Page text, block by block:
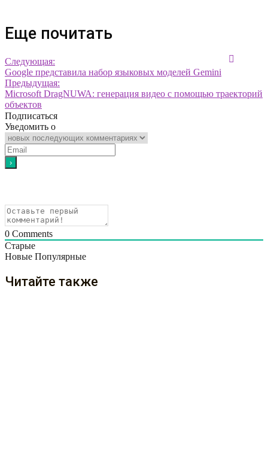
Еще почитать
Следующая:
Google представила набор языковых моделей Gemini
Предыдущая:
Microsoft DragNUWA: генерация видео с помощью траекторий
объектов
Подписаться
Уведомить о
0 Comments
Старые
Новые Популярные
Читайте также